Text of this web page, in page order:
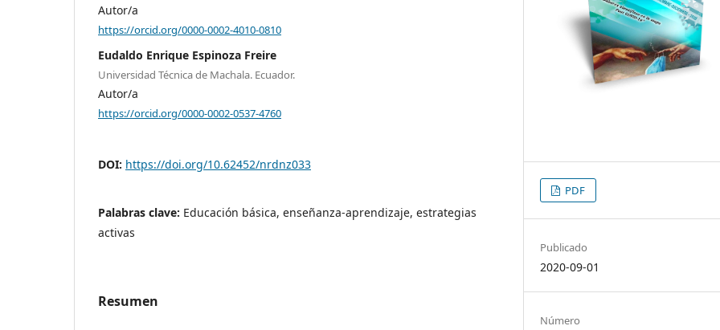
Autor/a
https://orcid.org/0000-0002-4010-0810
Eudaldo Enrique Espinoza Freire
Universidad Técnica de Machala. Ecuador.
Autor/a
https://orcid.org/0000-0002-0537-4760
DOI: https://doi.org/10.62452/nrdnz033
Palabras clave: Educación básica, enseñanza-aprendizaje, estrategias
activas
Resumen
PDF
Publicado
2020-09-01
Número